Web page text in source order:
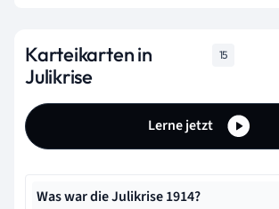
Karteikarten in
Julikrise
15
Lerne jetzt
Was war die Julikrise 1914?